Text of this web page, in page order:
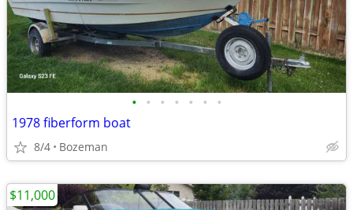
• • • • • • •
1978 fiberform boat
8/4 Bozeman
$11,000